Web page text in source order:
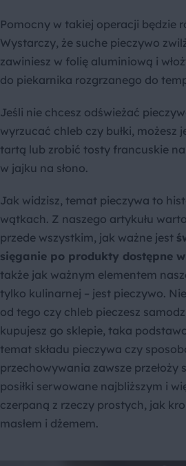
Pomocny w takiej operacji będzie
Wystarczy, że suche pieczywo
zawiniesz w folię aluminiową i
do piekarnika rozgrzanego do
Jeśli nie chcesz odświeżać
wyrzucać chleb czy bułki, możesz
tartą lub zrobić tosty francuskie na
w jajku na słono.
Jak widzisz, temat pieczywa to
wątkach. Z naszego artykułu
przede wszystkim, jak ważne jest
sięganie po produkty dostępne
także jak ważnym elementem
tylko kulinarnej – jest pieczywo.
od tego czy chleb pieczesz
kupujesz go sklepie, taka
temat składu pieczywa czy
przechowywania zawsze przełoży
posiłki serwowane najbliższym i
czerpaną z rzeczy prostych, jak
masłem i dżemem.